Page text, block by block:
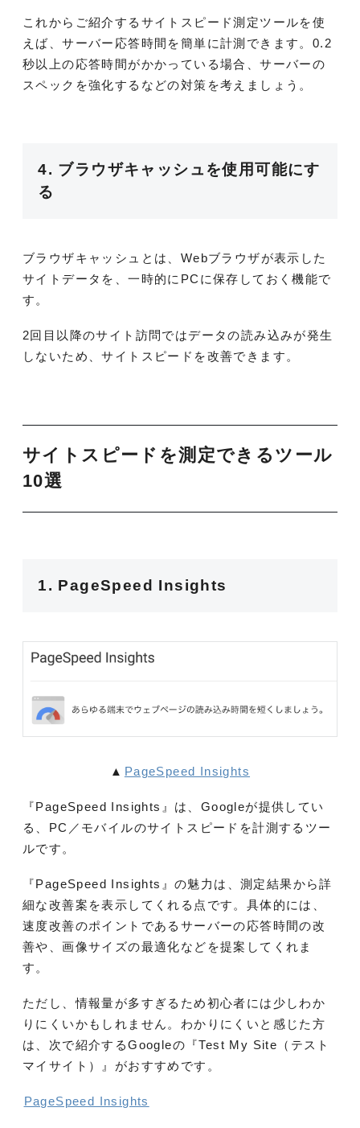
これからご紹介するサイトスピード測定ツールを使
えば、サーバー応答時間を簡単に計測できます。0.2
秒以上の応答時間がかかっている場合、サーバーの
スペックを強化するなどの対策を考えましょう。
4. ブラウザキャッシュを使用可能にす
る
ブラウザキャッシュとは、Webブラウザが表示した
サイトデータを、一時的にPCに保存しておく機能で
す。
2回目以降のサイト訪問ではデータの読み込みが発生
しないため、サイトスピードを改善できます。
サイトスピードを測定できるツール
10選
1. PageSpeed Insights
▲ PageSpeed Insights
『PageSpeed Insights』は、Googleが提供してい
る、PC／モバイルのサイトスピードを計測するツー
ルです。
『PageSpeed Insights』の魅力は、測定結果から詳
細な改善案を表示してくれる点です。具体的には、
速度改善のポイントであるサーバーの応答時間の改
善や、画像サイズの最適化などを提案してくれま
す。
ただし、情報量が多すぎるため初心者には少しわか
りにくいかもしれません。わかりにくいと感じた方
は、次で紹介するGoogleの『Test My Site（テスト
マイサイト）』がおすすめです。
PageSpeed Insights